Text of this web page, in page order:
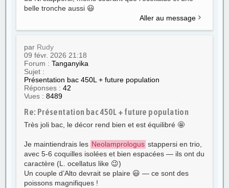
belle tronche aussi 😃
Aller au message
par Rudy
09 févr. 2026 21:18
Forum :Tanganyika
Sujet :
Présentation bac 450L + future population
Réponses :42
Vues :8489
Re: Présentation bac 450L + future population
Très joli bac, le décor rend bien et est équilibré 🤩
Je maintiendrais les Neolamprologus stappersi en trio,
avec 5-6 coquilles isolées et bien espacées — ils ont du
caractère (L. ocellatus like 😉)
Un couple d’Alto devrait se plaire 😃 — ce sont des
poissons magnifiques !